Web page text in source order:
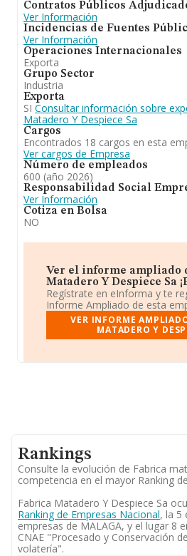
empresas presentes en el
Contratos Públicos
Ver Información
Incidencias de Fuentes
Ver Información
Operaciones Internacionales
Exporta
Grupo Sector
Industria
Exporta
SI Consultar información sobre
Matadero Y Despiece Sa
Cargos
Encontrados 18 cargos en esta
Ver cargos de Empresa
Número de empleados
600 (año 2026)
Responsabilidad Social
Ver Información
Cotiza en Bolsa
NO
Ver el informe ampliado
Matadero Y Despiece Sa
Regístrate en eInforma y te
Informe Ampliado de esta
VER INFORME
MATADERO Y
Rankings
Consulte la evolución de Fabrica
competencia en el mayor Ranking
Fabrica Matadero Y Despiece Sa
Ranking de Empresas Nacional, la 5
empresas de MALAGA, y el lugar 8
CNAE "Procesado y Conservación
volatería".